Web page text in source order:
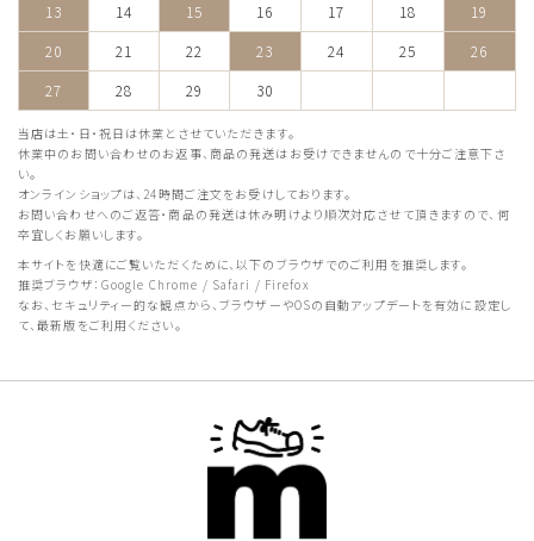
13
14 15 16 17 18
19
20
21 22 23 24 25
26
27
28 29 30
当店は土・日・祝日は休業とさせていただきます。
休業中のお問い合わせのお返事、商品の発送はお受けできませんので十分ご注意下さ
い。
オンラインショップは、24時間ご注文をお受けしております。
お問い合わせへのご返答・商品の発送は休み明けより順次対応させて頂きますので、何
卒宜しくお願いします。
本サイトを快適にご覧いただくために、以下のブラウザでのご利用を推奨します。
推奨ブラウザ：Google Chrome / Safari / Firefox
なお、セキュリティー的な観点から、ブラウザーやOSの自動アップデートを有効に設定し
て、最新版をご利用ください。